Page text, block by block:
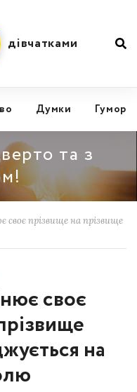
Думки Гумор
дівчатками
та з
своє прізвище на прізвище
своє
на